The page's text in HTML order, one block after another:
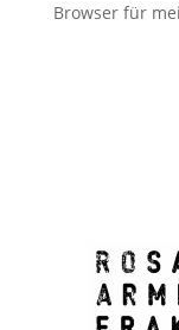
Browser für